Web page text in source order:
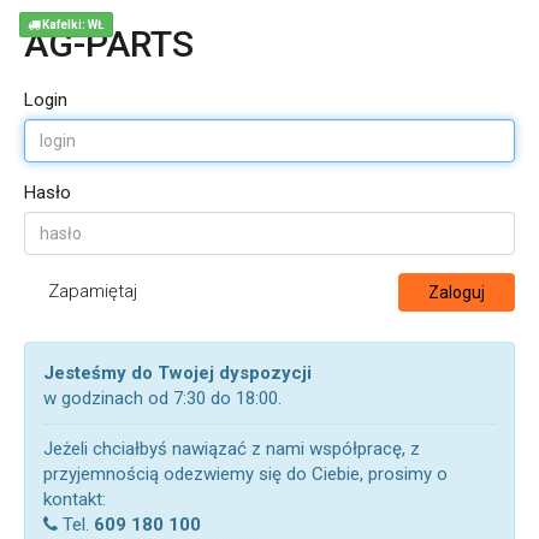
AG-PARTS
Login
Hasło
Zapamiętaj Zaloguj
Jesteśmy do Twojej dyspozycji
w godzinach od 7:30 do 18:00.
Jeżeli chciałbyś nawiązać z nami współpracę, z
przyjemnością odezwiemy się do Ciebie, prosimy o
kontakt:
Tel. 609 180 100
Kafelki: WŁ